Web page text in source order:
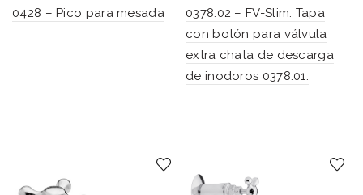
0428 – Pico para mesada
0378.02 – FV-Slim. Tapa
con botón para válvula
extra chata de descarga
de inodoros 0378.01.